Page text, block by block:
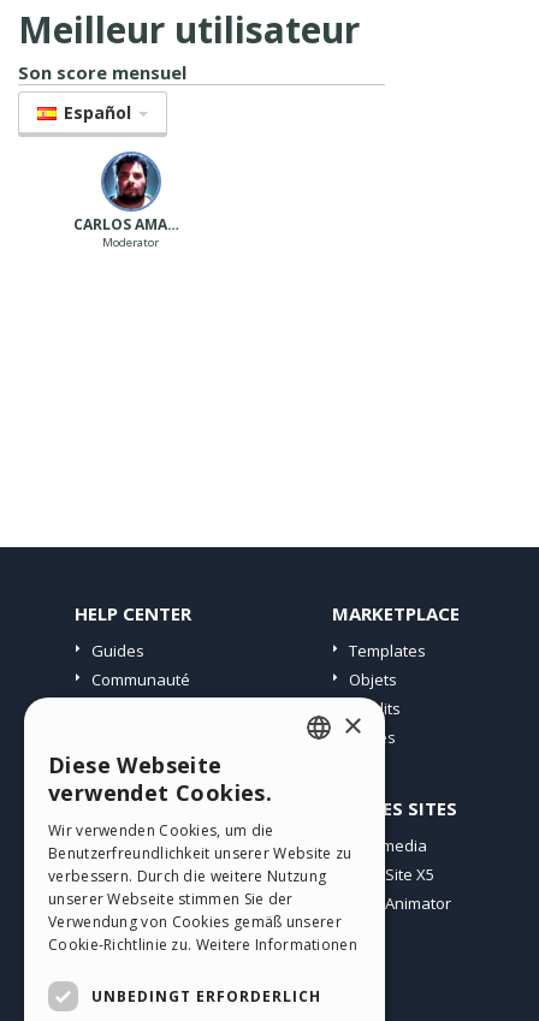
Meilleur utilisateur
Son score mensuel
Español
CARLOS AMARAL
Moderator
HELP CENTER
Guides
Communauté
MARKETPLACE
Templates
Objets
Crédits
Offres
PROFIL
Mes Messages
Mes Licences
Télécharger
Espace Web
AUTRES SITES
Incomedia
WebSite X5
WebAnimator
GERMAN
SPANISH
PORTUGUESE
×
Diese Webseite
verwendet Cookies.
Wir verwenden Cookies, um die
Benutzerfreundlichkeit unserer Website zu
verbessern. Durch die weitere Nutzung
unserer Webseite stimmen Sie der
Verwendung von Cookies gemäß unserer
Cookie-Richtlinie zu. Weitere Informationen
UNBEDINGT ERFORDERLICH